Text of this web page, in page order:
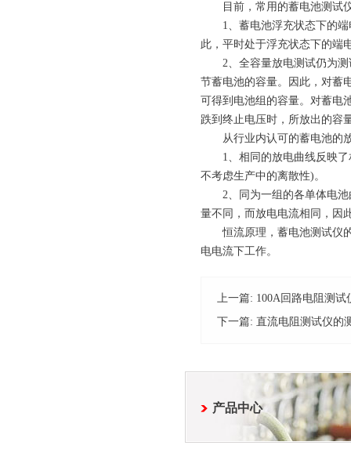
目前，常用的蓄电池测试仪
1、蓄电池浮充状态下的端
此，平时处于浮充状态下的端
2、全容量放电测试仍为测
节蓄电池的容量。因此，对蓄
可得到电池组的容量。对蓄电
跌到终止电压时，所放出的容
从行业内认可的蓄电池的
1、相同的放电曲线反映了
不考虑生产中的离散性)。
2、同为一组的各单体电池
量不同，而放电电流相同，因
恒流原理，蓄电池测试仪的
电电流下工作。
上一篇: 100A回路电阻测
下一篇: 直流电阻测试仪的
产品中心